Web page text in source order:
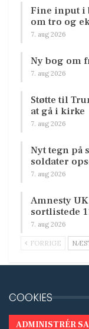
Fine input i
om tro og
7. aug 2026
Ny bog om
7. aug 2026
Støtte til
at gå i kirke
7. aug 2026
Nyt tegn på
soldater
7. aug 2026
Amnesty
sortlistede
7. aug 2026
FORRIGE
COOKIES
ADMINISTRÉR